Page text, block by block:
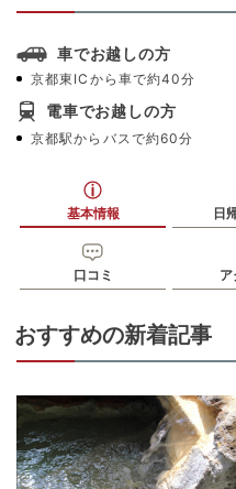
車でお越しの方
京都東ICから車で約40分
電車でお越しの方
京都駅からバスで約60分
基本情報 日
口コミ ア
おすすめの新着記事